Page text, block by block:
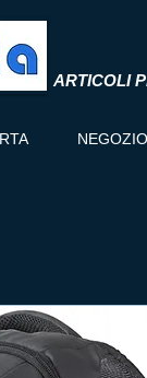
ARTICOLI
NEGOZIO